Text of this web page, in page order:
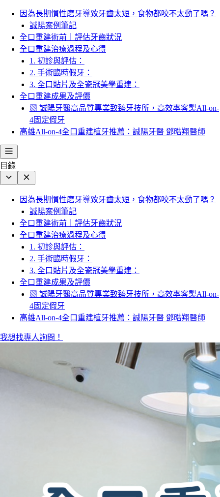
因為長期慣性磨牙導致牙齒太短，食物都咬不太動了嗎？
誠陽案例筆記
全口重建術前｜評估牙齒狀況
全口重建治療過程及心得
1. 初診與評估：
2. 手術臨時假牙：
3. 全口貼片及全瓷冠美學重建：
全口重建成果及評價
▧ 誠陽牙醫高品質專業致臻牙技所，高效率客製All-on-
4固定假牙
高雄All-on-4全口重建植牙推薦：誠陽牙醫 鄧晧翔醫師
目錄
因為長期慣性磨牙導致牙齒太短，食物都咬不太動了嗎？
誠陽案例筆記
全口重建術前｜評估牙齒狀況
全口重建治療過程及心得
1. 初診與評估：
2. 手術臨時假牙：
3. 全口貼片及全瓷冠美學重建：
全口重建成果及評價
▧ 誠陽牙醫高品質專業致臻牙技所，高效率客製All-on-
4固定假牙
高雄All-on-4全口重建植牙推薦：誠陽牙醫 鄧晧翔醫師
我想找專人詢問！